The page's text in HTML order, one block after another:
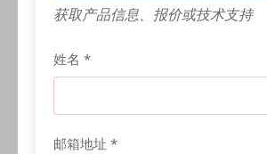
获取产品信息、报价或技术支持
姓名 *
邮箱地址 *